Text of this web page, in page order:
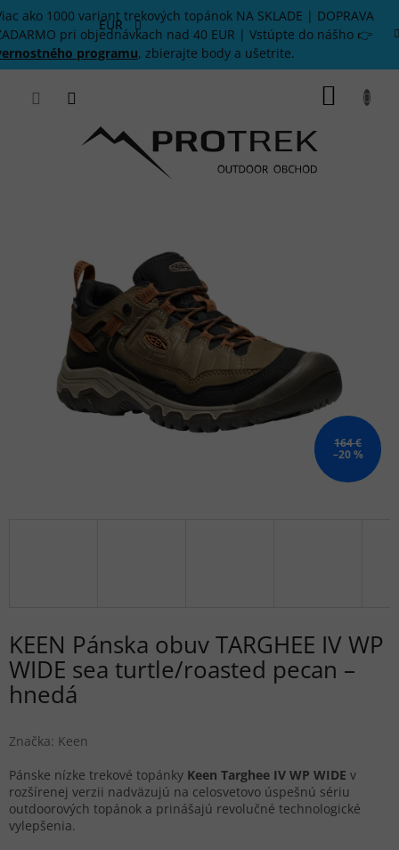
Prejsť
na
obsah
ako 1000 variant trekových topánok NA SKLADE | DOPRAVA
pri objednávkach nad 40 EUR | Vstúpte do nášho 👉
programu, zbierajte body a ušetrite.
EUR
164 €
–20 %
KEEN Pánska obuv TARGHEE IV WP
WIDE sea turtle/roasted pecan –
hnedá
Značka: Keen
Pánske nízke trekové topánky Keen Targhee IV WP WIDE v
rozšírenej verzii nadväzujú na celosvetovo úspešnú sériu
outdoorových topánok a prinášajú revolučné technologické
vylepšenia.